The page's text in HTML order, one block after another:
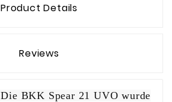
Product Details
Reviews
Die BKK Spear 21 UVO wurde